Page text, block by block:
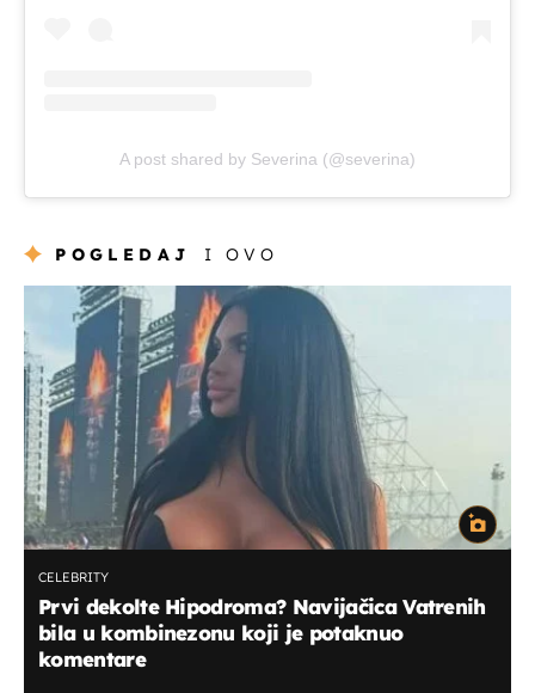
A post shared by Severina (@severina)
POGLEDAJ I OVO
CELEBRITY
Prvi dekolte Hipodroma? Navijačica Vatrenih
bila u kombinezonu koji je potaknuo
komentare